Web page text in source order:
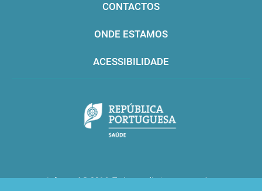
CONTACTOS
ONDE ESTAMOS
ACESSIBILIDADE
Infarmed © 2016. Todos os direitos reservados